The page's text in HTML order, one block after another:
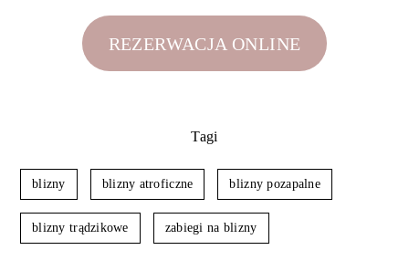
REZERWACJA ONLINE
Tagi
blizny blizny atroficzne blizny pozapalne
blizny trądzikowe zabiegi na blizny